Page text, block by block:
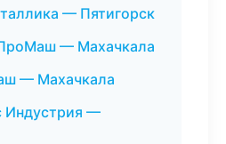
— Пятигорск
— Махачкала
— Махачкала
Индустрия —